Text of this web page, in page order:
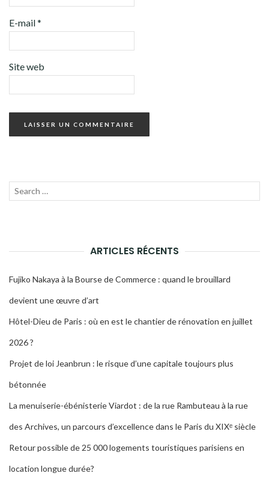
E-mail*
Site web
Recherche
ARTICLES RÉCENTS
Fujiko Nakaya à la Bourse de Commerce : quand le brouillard
devient une œuvre d’art
Hôtel-Dieu de Paris : où en est le chantier de rénovation en juillet
2026 ?
Projet de loi Jeanbrun : le risque d’une capitale toujours plus
bétonnée
La menuiserie-ébénisterie Viardot : de la rue Rambuteau à la rue
des Archives, un parcours d’excellence dans le Paris du XIXᵉ siècle
Retour possible de 25 000 logements touristiques parisiens en
location longue durée?